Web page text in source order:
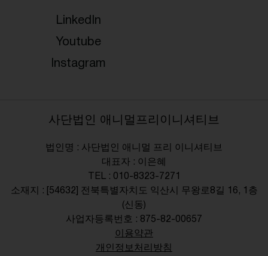
LinkedIn
Youtube
Instagram
사단법인 애니멀프리이니셔티브
법인명 : 사단법인 애니멀 프리 이니셔티브
대표자 : 이은혜
TEL : 010-8323-7271
소재지 : [54632] 전북특별자치도 익산시 무왕로8길 16, 1층
(신동)
사업자등록번호 : 875-82-00657
이용약관
개인정보처리방침